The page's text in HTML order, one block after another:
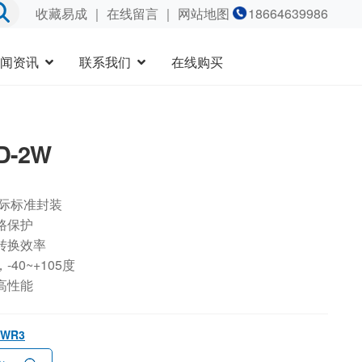
收藏易成｜ 在线留言｜ 网站地图 18664639986
资讯 联系我们 在线购买
2W
标准封装
保护
换效率
-40~+105度
性能